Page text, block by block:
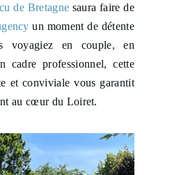
de Bretagne saura faire de
un moment de détente
voyagiez en couple, en
cadre professionnel, cette
et conviviale vous garantit
au cœur du Loiret.